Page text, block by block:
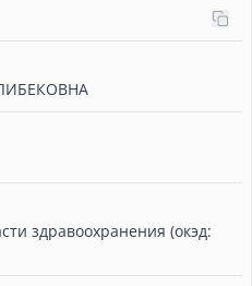
здравоохранения (окэд: